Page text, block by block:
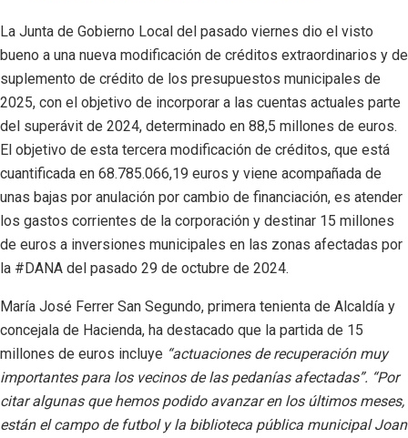
La Junta de Gobierno Local del pasado viernes dio el visto
bueno a una nueva modificación de créditos extraordinarios y de
suplemento de crédito de los presupuestos municipales de
2025, con el objetivo de incorporar a las cuentas actuales parte
del superávit de 2024, determinado en 88,5 millones de euros.
El objetivo de esta tercera modificación de créditos, que está
cuantificada en 68.785.066,19 euros y viene acompañada de
unas bajas por anulación por cambio de financiación, es atender
los gastos corrientes de la corporación y destinar 15 millones
de euros a inversiones municipales en las zonas afectadas por
la #DANA del pasado 29 de octubre de 2024.
María José Ferrer San Segundo, primera tenienta de Alcaldía y
concejala de Hacienda, ha destacado que la partida de 15
millones de euros incluye “actuaciones de recuperación muy
importantes para los vecinos de las pedanías afectadas”. “Por
citar algunas que hemos podido avanzar en los últimos meses,
están el campo de futbol y la biblioteca pública municipal Joan